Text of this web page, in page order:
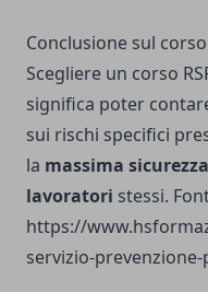
Conclusione sul corso
Scegliere un corso
significa poter
sui rischi specifici
la massima
lavoratori stessi.
https://
servizio-